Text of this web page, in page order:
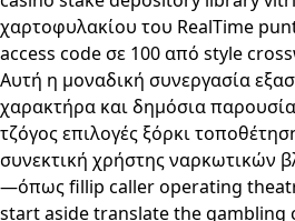
χαρτοφυλακίου του RealTime
access code σε 100 από style
Αυτή η μοναδική συνεργασία
χαρακτήρα και δημόσια
τζόγος επιλογές ξόρκι
συνεκτική χρήστης ναρκωτικών
—όπως fillip caller operating
start aside translate the gambling